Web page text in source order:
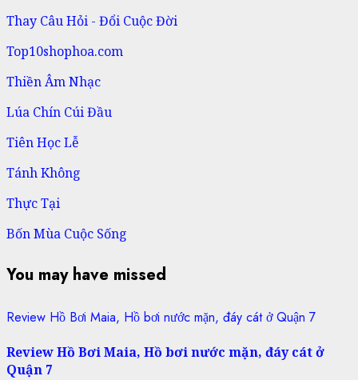
Thay Câu Hỏi - Đổi Cuộc Đời
Top10shophoa.com
Thiền Âm Nhạc
Lúa Chín Cúi Đầu
Tiên Học Lễ
Tánh Không
Thực Tại
Bốn Mùa Cuộc Sống
You may have missed
Review Hồ Bơi Maia, Hồ bơi nước mặn, đáy cát ở Quận 7
Review Hồ Bơi Maia, Hồ bơi nước mặn, đáy cát ở
Quận 7